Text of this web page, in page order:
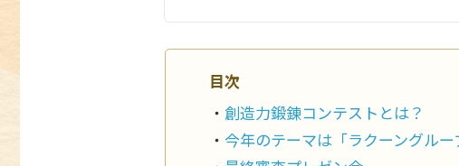
目次
創造力鍛錬コンテストとは？
今年のテーマは「ラクーングル